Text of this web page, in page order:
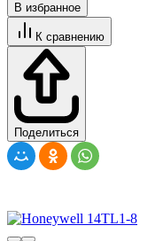
В избранное
К сравнению
Поделиться